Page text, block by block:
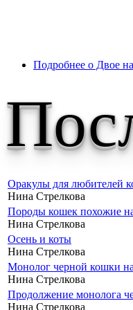
Подробнее о Двое
Оракулы для любителей
Нина Стрелкова
Породы кошек похожие
Нина Стрелкова
Осень и коты
Нина Стрелкова
Монолог черной кошки
Нина Стрелкова
Продолжение монолога
Нина Стрелкова